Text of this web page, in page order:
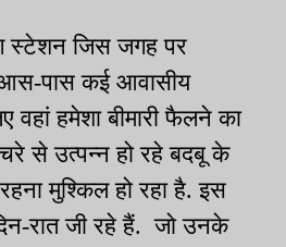
स्टेशन जिस जगह पर
पास कई आवासीय
वहां हमेशा बीमारी फैलने का
से उत्पन्न हो रहे बदबू के
मुश्किल हो रहा है. इस
रात जी रहे हैं. जो उनके